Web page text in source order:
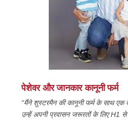
पेशेवर और जानकार कानूनी फर्म
“मैंने शुस्टरमैन की कानूनी फर्म के साथ
उन्हें अपनी प्रवासन जरूरतों के लिए H1 से